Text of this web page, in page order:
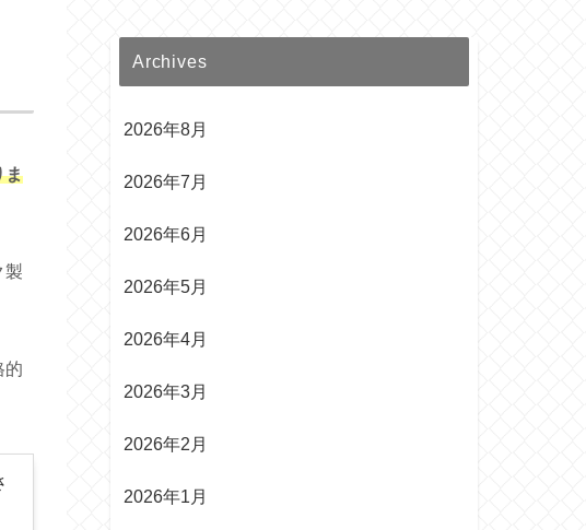
ま
製
的
Archives
2026年8月
2026年7月
2026年6月
2026年5月
2026年4月
2026年3月
2026年2月
2026年1月